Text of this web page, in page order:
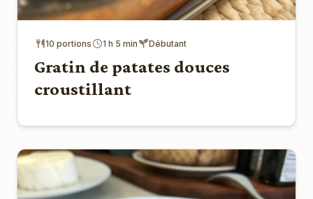
10 portions 1 h 5 min Débutant
Gratin de patates douces
croustillant